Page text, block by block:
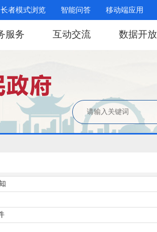
长者模式浏览 智能问答 移动端应用
服务 互动交流 数据开放